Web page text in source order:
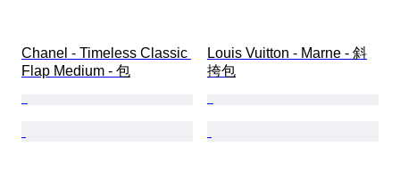
Chanel - Timeless Classic
Flap Medium - 包
Louis Vuitton - Marne - 斜
挎包